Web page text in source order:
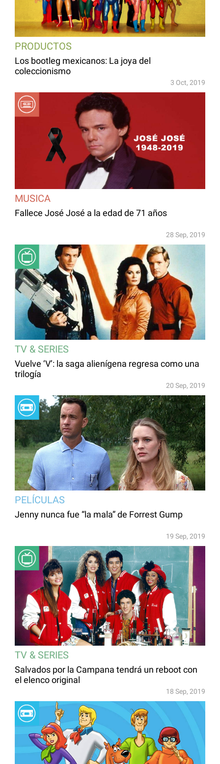
PRODUCTOS
Los bootleg mexicanos: La joya del
coleccionismo
3 Oct, 2019
MUSICA
Fallece José José a la edad de 71 años
28 Sep, 2019
TV & SERIES
Vuelve ‘V’: la saga alienígena regresa como una
trilogía
20 Sep, 2019
PELÍCULAS
Jenny nunca fue “la mala” de Forrest Gump
19 Sep, 2019
TV & SERIES
Salvados por la Campana tendrá un reboot con
el elenco original
18 Sep, 2019